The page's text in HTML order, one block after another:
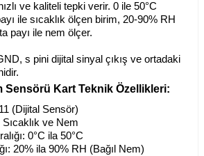
ve kaliteli tepki verir. 0 ile 50°C
ile sıcaklık ölçen birim, 20-90% RH
payı ile nem ölçer.
s pini dijital sinyal çıkış ve ortadaki
Sensörü Kart Teknik Özellikleri:
(Dijital Sensör)
ve Nem
0°C ila 50°C
20% ila 90% RH (Bağıl Nem)